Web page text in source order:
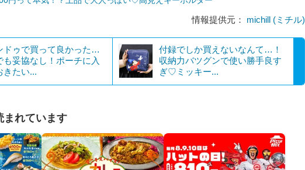
情報提供元： michill (ミチル)
ドゥで買って良かった…
も妥協なし！ポーチに入
きたい...
付録でしか買えないなんて…！
収納力バツグンで使い勝手良す
ぎ♡ミッキー...
まれています